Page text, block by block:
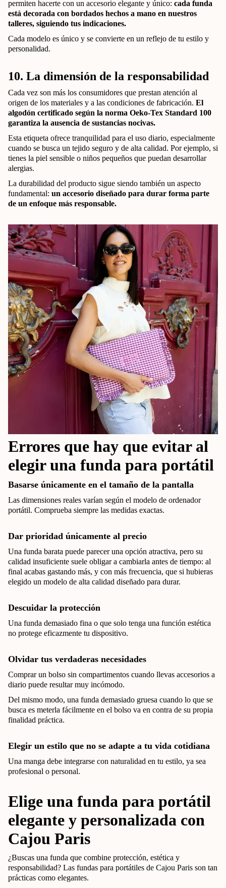
permiten hacerte con un accesorio elegante y único: cada funda
está decorada con bordados hechos a mano en nuestros
talleres, siguiendo tus indicaciones.
Cada modelo es único y se convierte en un reflejo de tu estilo y
personalidad.
10. La dimensión de la responsabilidad
Cada vez son más los consumidores que prestan atención al
origen de los materiales y a las condiciones de fabricación. El
algodón certificado según la norma Oeko-Tex Standard 100
garantiza la ausencia de sustancias nocivas.
Esta etiqueta ofrece tranquilidad para el uso diario, especialmente
cuando se busca un tejido seguro y de alta calidad. Por ejemplo, si
tienes la piel sensible o niños pequeños que puedan desarrollar
alergias.
La durabilidad del producto sigue siendo también un aspecto
fundamental: un accesorio diseñado para durar forma parte
de un enfoque más responsable.
Errores que hay que evitar al
elegir una funda para portátil
Basarse únicamente en el tamaño de la pantalla
Las dimensiones reales varían según el modelo de ordenador
portátil. Comprueba siempre las medidas exactas.
Dar prioridad únicamente al precio
Una funda barata puede parecer una opción atractiva, pero su
calidad insuficiente suele obligar a cambiarla antes de tiempo: al
final acabas gastando más, y con más frecuencia, que si hubieras
elegido un modelo de alta calidad diseñado para durar.
Descuidar la protección
Una funda demasiado fina o que solo tenga una función estética
no protege eficazmente tu dispositivo.
Olvidar tus verdaderas necesidades
Comprar un bolso sin compartimentos cuando llevas accesorios a
diario puede resultar muy incómodo.
Del mismo modo, una funda demasiado gruesa cuando lo que se
busca es meterla fácilmente en el bolso va en contra de su propia
finalidad práctica.
Elegir un estilo que no se adapte a tu vida cotidiana
Una manga debe integrarse con naturalidad en tu estilo, ya sea
profesional o personal.
Elige una funda para portátil
elegante y personalizada con
Cajou Paris
¿Buscas una funda que combine protección, estética y
responsabilidad? Las fundas para portátiles de Cajou Paris son tan
prácticas como elegantes.